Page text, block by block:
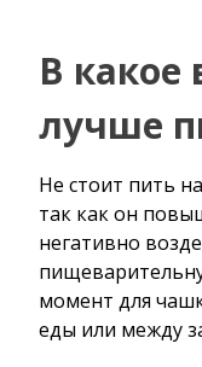
В какое
лучше
Не стоит пить
так как он
негативно
момент для
еды или между